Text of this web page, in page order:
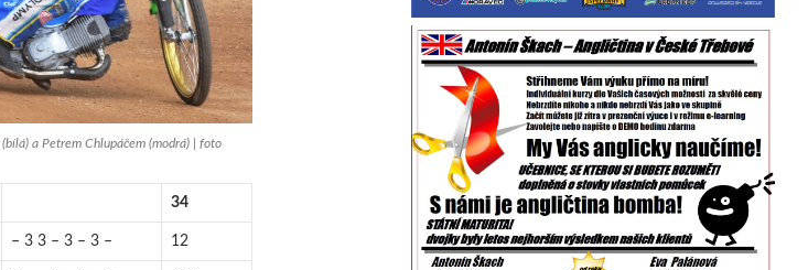
a Petrem Chlupáčem (modrá) | foto
34
– 3 3 – 3 – 3 – 12